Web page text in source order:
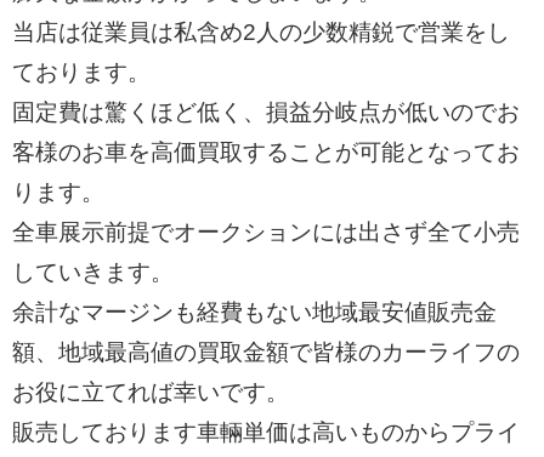
当店は従業員は私含め2人の少数精鋭で営業をし
ております。
固定費は驚くほど低く、損益分岐点が低いのでお
客様のお車を高価買取することが可能となってお
ります。
全車展示前提でオークションには出さず全て小売
していきます。
余計なマージンも経費もない地域最安値販売金
額、地域最高値の買取金額で皆様のカーライフの
お役に立てれば幸いです。
販売しております車輛単価は高いものからプライ